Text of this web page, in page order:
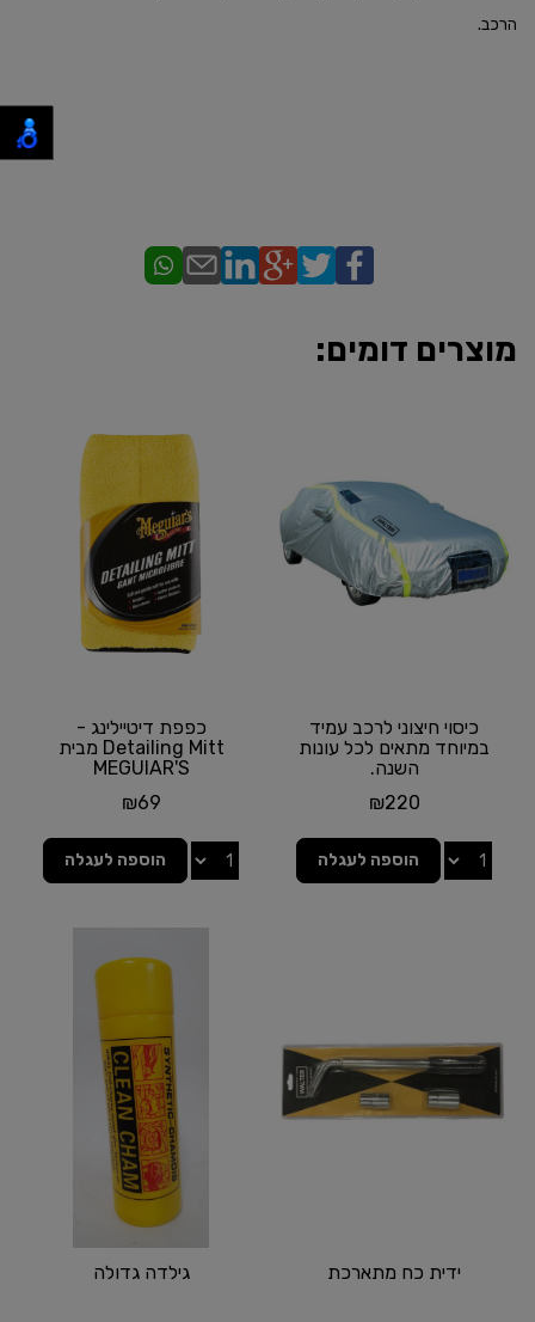
הרכב.
מוצרים דומים:
כיסוי חיצוני לרכב עמיד
במיוחד מתאים לכל עונות
השנה.
₪220
הוספה לעגלה
כפפת דיטיילינג -
Detailing Mitt מבית
MEGUIAR'S
₪69
הוספה לעגלה
ידית כח מתארכת גילדה גדולה